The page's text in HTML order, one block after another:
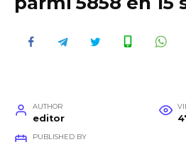
AUTHOR
editor
PUBLISHED BY